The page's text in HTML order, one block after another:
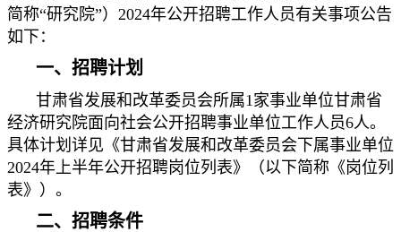
简称“研究院”）2024年公开招聘工作人员有关事项公告
如下：
一、招聘计划
甘肃省发展和改革委员会所属1家事业单位甘肃省
经济研究院面向社会公开招聘事业单位工作人员6人。
具体计划详见《甘肃省发展和改革委员会下属事业单位
2024年上半年公开招聘岗位列表》（以下简称《岗位列
表》）。
二、招聘条件